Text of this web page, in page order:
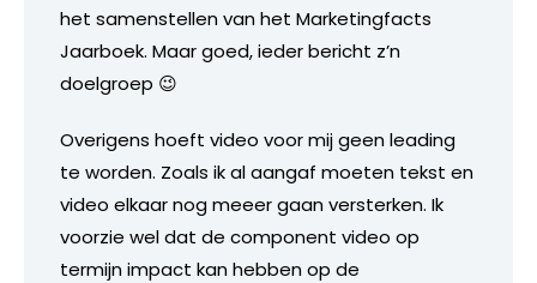
het samenstellen van het Marketingfacts
Jaarboek. Maar goed, ieder bericht z’n
doelgroep 😉
Overigens hoeft video voor mij geen leading
te worden. Zoals ik al aangaf moeten tekst en
video elkaar nog meeer gaan versterken. Ik
voorzie wel dat de component video op
termijn impact kan hebben op de